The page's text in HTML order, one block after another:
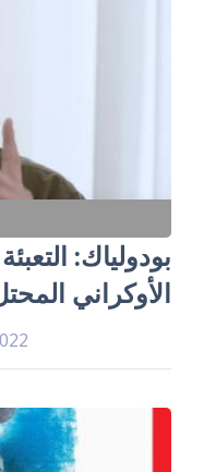
بودولياك:
الأوكراني